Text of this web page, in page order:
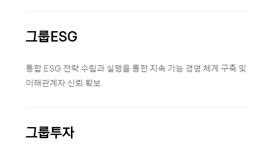
그룹ESG
통합 ESG 전략 수립과 실행을 통한 지속 가능 경영 체계 구축 및
이해관계자 신뢰 확보
그룹투자